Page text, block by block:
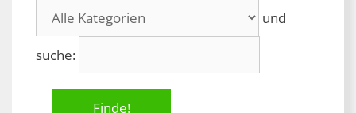
und
suche: